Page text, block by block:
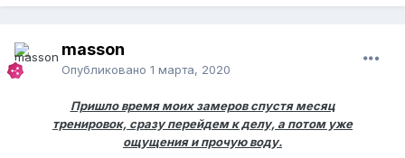
masson
Опубликовано 1 марта, 2020
Пришло время моих замеров спустя месяц
тренировок, сразу перейдем к делу, а потом уже
ощущения и прочую воду.